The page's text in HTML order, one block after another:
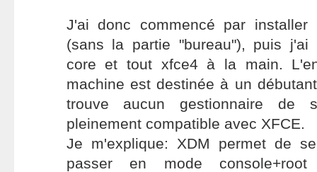
J'ai donc commencé par installer
(sans la partie "bureau"), puis j'ai
core et tout xfce4 à la main.
machine est destinée à un
trouve aucun gestionnaire de
pleinement compatible avec XFCE.
Je m'explique: XDM permet de
passer en mode